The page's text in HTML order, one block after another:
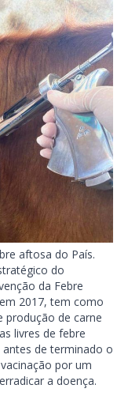
aftosa do País.
do
da Febre
2017, tem como
produção de carne
livres de febre
de terminado o
por um
a doença.